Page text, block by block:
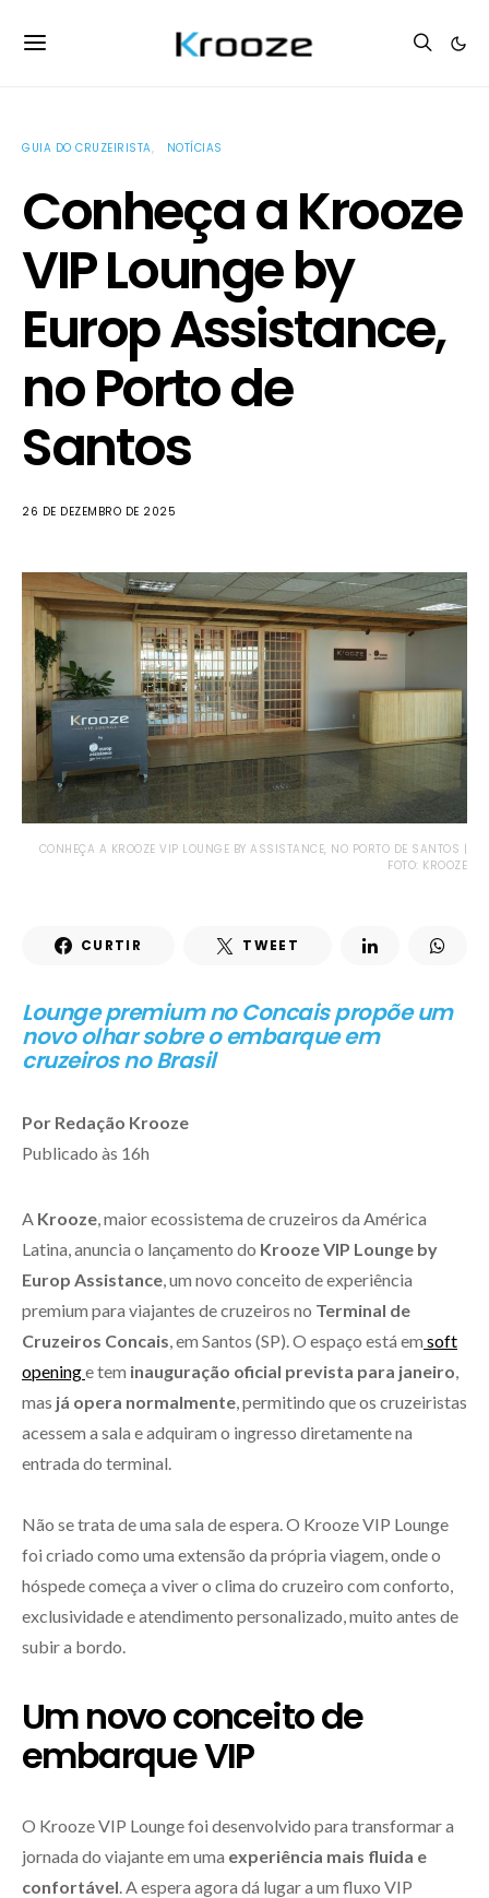
GUIA DO CRUZEIRISTA NOTÍCIAS
Conheça a Krooze
VIP Lounge by
Europ Assistance,
no Porto de
Santos
26 DE DEZEMBRO DE 2025
CONHEÇA A KROOZE VIP LOUNGE BY ASSISTANCE, NO PORTO DE SANTOS |
FOTO: KROOZE
CURTIR TWEET
Lounge premium no Concais propõe um
novo olhar sobre o embarque em
cruzeiros no Brasil
Por Redação Krooze
Publicado às 16h
A Krooze , maior ecossistema de cruzeiros da América
Latina, anuncia o lançamento do Krooze VIP Lounge by
Europ Assistance , um novo conceito de experiência
premium para viajantes de cruzeiros no Terminal de
Cruzeiros Concais , em Santos (SP). O espaço está em soft
openinge tem inauguração oficial prevista para janeiro
mas já opera normalmente , permitindo que os cruzeiristas
acessem a sala e adquiram o ingresso diretamente na
entrada do terminal.
Não se trata de uma sala de espera. O Krooze VIP Lounge
foi criado como uma extensão da própria viagem, onde o
hóspede começa a viver o clima do cruzeiro com conforto,
exclusividade e atendimento personalizado, muito antes de
subir a bordo.
Um novo conceito de
embarque VIP
O Krooze VIP Lounge foi desenvolvido para transformar a
jornada do viajante em uma experiência mais fluida e
confortável . A espera agora dá lugar a um fluxo VIP